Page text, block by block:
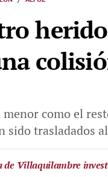
como el
sido trasladados
de Villaquilambre